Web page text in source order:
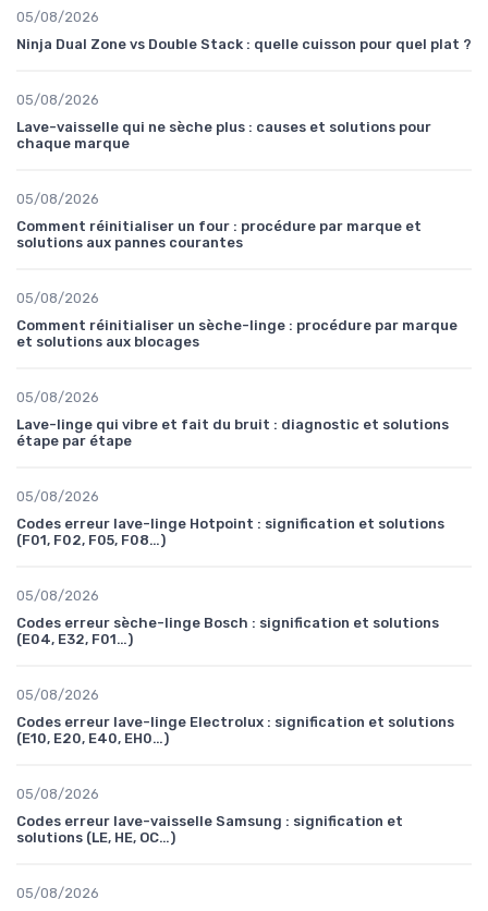
05/08/2026
Ninja Dual Zone vs Double Stack : quelle cuisson pour quel plat ?
05/08/2026
Lave-vaisselle qui ne sèche plus : causes et solutions pour
chaque marque
05/08/2026
Comment réinitialiser un four : procédure par marque et
solutions aux pannes courantes
05/08/2026
Comment réinitialiser un sèche-linge : procédure par marque
et solutions aux blocages
05/08/2026
Lave-linge qui vibre et fait du bruit : diagnostic et solutions
étape par étape
05/08/2026
Codes erreur lave-linge Hotpoint : signification et solutions
(F01, F02, F05, F08…)
05/08/2026
Codes erreur sèche-linge Bosch : signification et solutions
(E04, E32, F01…)
05/08/2026
Codes erreur lave-linge Electrolux : signification et solutions
(E10, E20, E40, EH0…)
05/08/2026
Codes erreur lave-vaisselle Samsung : signification et
solutions (LE, HE, OC…)
05/08/2026